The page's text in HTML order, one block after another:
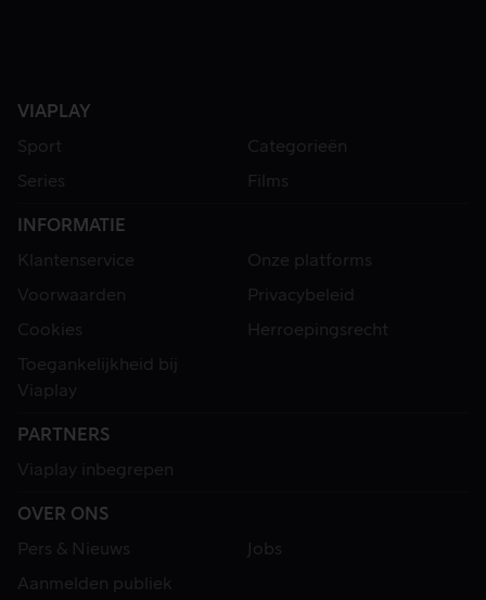
VIAPLAY
Sport
Categorieën
Series
Films
INFORMATIE
Klantenservice
Onze platforms
Voorwaarden
Privacybeleid
Cookies
Herroepingsrecht
Toegankelijkheid bij
Viaplay
PARTNERS
Viaplay inbegrepen
OVER ONS
Pers & Nieuws
Jobs
Aanmelden publiek